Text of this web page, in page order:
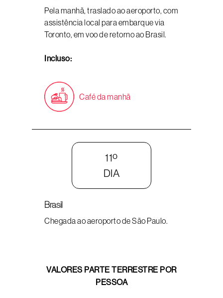
Pela manhã, traslado ao aeroporto, com
assistência local para embarque via
Toronto, em voo de retorno ao Brasil.
Incluso:
Café da manhã
11º
DIA
Brasil
Chegada ao aeroporto de São Paulo.
VALORES PARTE TERRESTRE POR
PESSOA